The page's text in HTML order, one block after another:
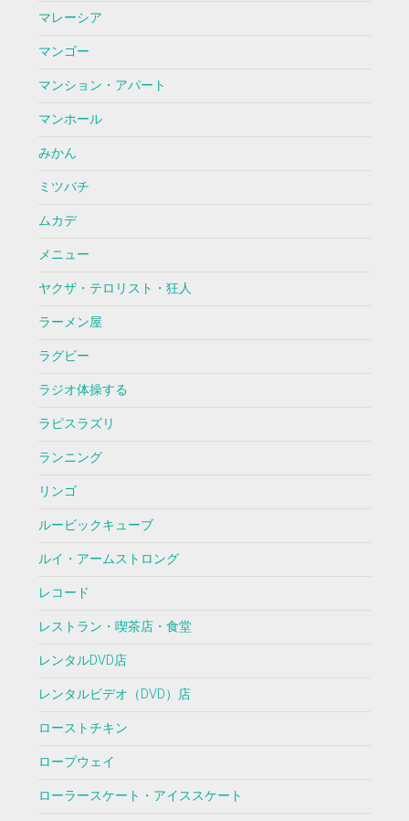
マレーシア
マンゴー
マンション・アパート
マンホール
みかん
ミツバチ
ムカデ
メニュー
ヤクザ・テロリスト・狂人
ラーメン屋
ラグビー
ラジオ体操する
ラピスラズリ
ランニング
リンゴ
ルービックキューブ
ルイ・アームストロング
レコード
レストラン・喫茶店・食堂
レンタルDVD店
レンタルビデオ（DVD）店
ローストチキン
ロープウェイ
ローラースケート・アイススケート